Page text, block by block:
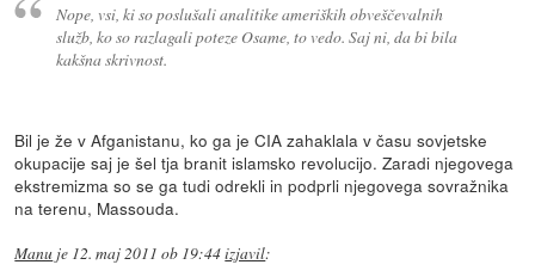
Nope, vsi, ki so poslušali analitike ameriških obveščevalnih
služb, ko so razlagali poteze Osame, to vedo. Saj ni, da bi bila
kakšna skrivnost.
Bil je že v Afganistanu, ko ga je CIA zahaklala v času sovjetske
okupacije saj je šel tja branit islamsko revolucijo. Zaradi njegovega
ekstremizma so se ga tudi odrekli in podprli njegovega sovražnika
na terenu, Massouda.
Manu je 12. maj 2011 ob 19:44izjavil: